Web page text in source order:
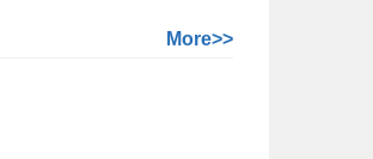
More>>